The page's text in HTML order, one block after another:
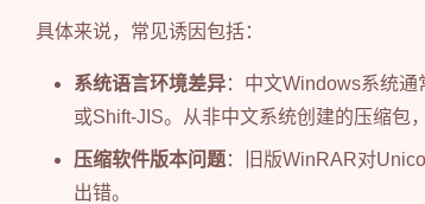
具体来说，常见诱因包括：
系统语言环境差异：中文Windows系统
或Shift-JIS。从非中文系统创建的压缩包
压缩软件版本问题：旧版WinRAR对
出错。